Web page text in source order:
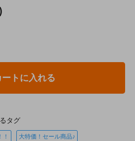
ートに入れる
タグ
大特価！セール商品♪